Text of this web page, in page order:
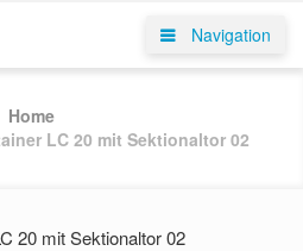
Navigation
Home
LC 20 mit Sektionaltor 02
20 mit Sektionaltor 02